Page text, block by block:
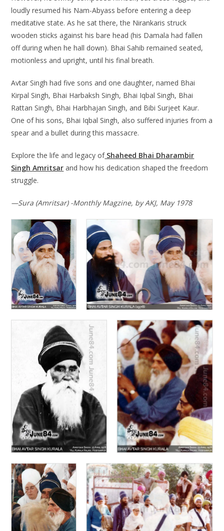
loudly resumed his Nam-Abyass before entering a deep
meditative state. As he sat there, the Nirankaris struck
wooden sticks against his bare head (his Damala had fallen
off during when he hall down). Bhai Sahib remained seated,
motionless and upright, until his final breath.
Avtar Singh had five sons and one daughter, named Bhai
Kirpal Singh, Bhai Harbaksh Singh, Bhai Iqbal Singh, Bhai
Rattan Singh, Bhai Harbhajan Singh, and Bibi Surjeet Kaur.
One of his sons, Bhai Iqbal Singh, also suffered injuries from a
spear and a bullet during this massacre.
Explore the life and legacy ofShaheed Bhai Dharambir
Singh Amritsar and how his dedication shaped the freedom
struggle.
—Sura (Amritsar) -Monthly Magzine, by AKJ, May 1978